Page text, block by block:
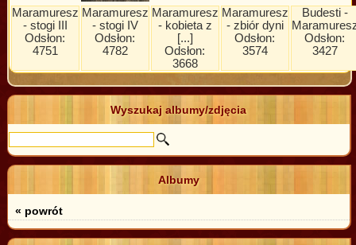
Maramuresz
- stogi III
Odsłon:
4751
Maramuresz
- stogi IV
Odsłon:
4782
Maramuresz
- kobieta z
[...]
Odsłon:
3668
Maramuresz
- zbiór dyni
Odsłon:
3574
Budesti -
Odsłon:
3427
Wyszukaj albumy/zdjęcia
Albumy
« powrót